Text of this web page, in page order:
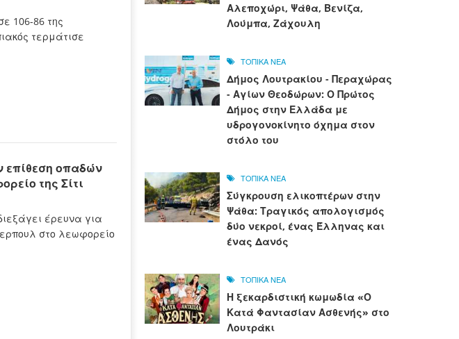
106-86 της
τερμάτισε
επίθεση οπαδών
της Σίτι
έρευνα για
στο λεωφορείο
Αλεποχώρι, Ψάθα, Βενίζα,
Λούμπα, Ζάχουλη
ΤΟΠΙΚΑ ΝΕΑ
Δήμος Λουτρακίου - Περαχώρας
- Αγίων Θεοδώρων: Ο Πρώτος
Δήμος στην Ελλάδα με
υδρογονοκίνητο όχημα στον
στόλο του
ΤΟΠΙΚΑ ΝΕΑ
Σύγκρουση ελικοπτέρων στην
Ψάθα: Τραγικός απολογισμός
δύο νεκροί, ένας Έλληνας και
ένας Δανός
ΤΟΠΙΚΑ ΝΕΑ
Η ξεκαρδιστική κωμωδία «Ο
Κατά Φαντασίαν Ασθενής» στο
Λουτράκι